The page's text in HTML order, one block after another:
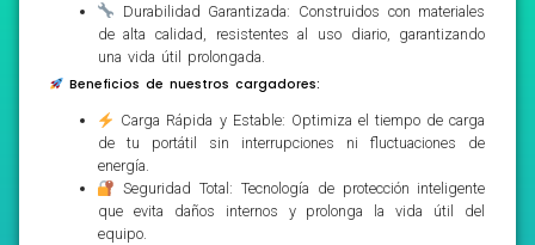
Durabilidad Garantizada: Construidos con materiales
de alta calidad, resistentes al uso diario, garantizando
una vida útil prolongada.
Beneficios de nuestros cargadores:
Carga Rápida y Estable: Optimiza el tiempo de carga
de tu portátil sin interrupciones ni fluctuaciones de
energía.
Seguridad Total: Tecnología de protección inteligente
que evita daños internos y prolonga la vida útil del
equipo.